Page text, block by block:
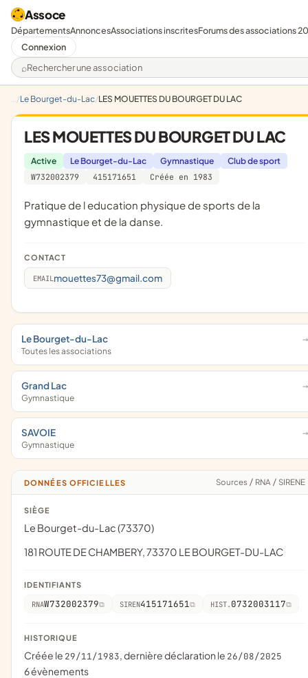
Assoce
Rechercher une association
DépartementsAnnoncesAssociations inscritesForums des associations
Connexion
Le Bourget-du-Lac LES MOUETTES DU BOURGET DU LAC
LES MOUETTES DU BOURGET DU LAC
Active Le Bourget-du-Lac Gymnastique
Club de sport
W732002379
415171651 Créée en 1983
pratique de l education physique de sports de la
gymnastique et de la danse.
CONTACT
EMAIL mouettes73@gmail.com
Le Bourget-du-Lac
Toutes les associations
Grand Lac
Gymnastique
SAVOIE
Gymnastique
DONNÉES OFFICIELLES Sources / RNA / SIRENE
SIÈGE
Le Bourget-du-Lac (73370)
181 ROUTE DE CHAMBERY, 73370 LE BOURGET-DU-LAC
IDENTIFIANTS
RNAW732002379 SIREN415171651 HIST. 0732003117
HISTORIQUE
Créée le 29/11/1983, dernière déclaration le 26/08/2025
6 évènements